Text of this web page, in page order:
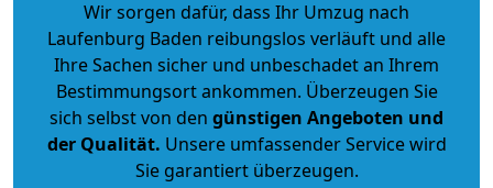
Wir sorgen dafür, dass Ihr Umzug nach
Laufenburg Baden reibungslos verläuft und alle
Ihre Sachen sicher und unbeschadet an Ihrem
Bestimmungsort ankommen. Überzeugen Sie
sich selbst von den günstigen Angeboten und
der Qualität. Unsere umfassender Service wird
Sie garantiert überzeugen.